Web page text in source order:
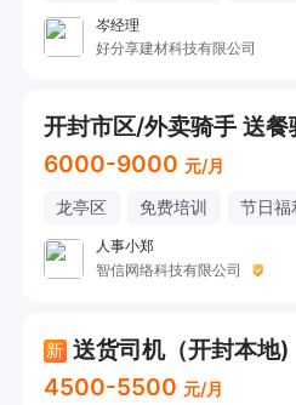
岑经理
好分享建材科技有限公司
6000-9000 元/月
龙亭区 免费培训 节日福
人事小郑
智信网络科技有限公司
新 送货司机（开封本地)
4500-5500 元/月